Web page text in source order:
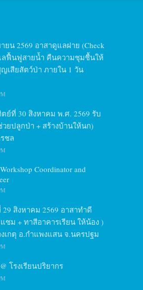
ยน 2569 อาสาดูแลฝาย (Check
ลฟื้นฟูสายน้ำ คืนความชุมชื้นให้
เสียสัตว์ป่า ภายใน 1 วัน
ย์ที่ 30 สิงหาคม พ.ศ. 2569 รับ
ยปลูกป่า + สร้างบ้านให้นก)
ชล
Coordinator and
29 สิงหาคม 2569 อาสาทำดี
ม + ทาสีอาคารเรียน ให้น้อง )
เกตุ อ.กำแพงแสน จ.นครปฐม
โรงเรียนปริยากร